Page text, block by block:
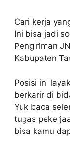
Cari kerja
Ini bisa jadi
Pengiriman
Kabupaten
Posisi ini
berkarir di
Yuk baca
tugas
bisa kamu